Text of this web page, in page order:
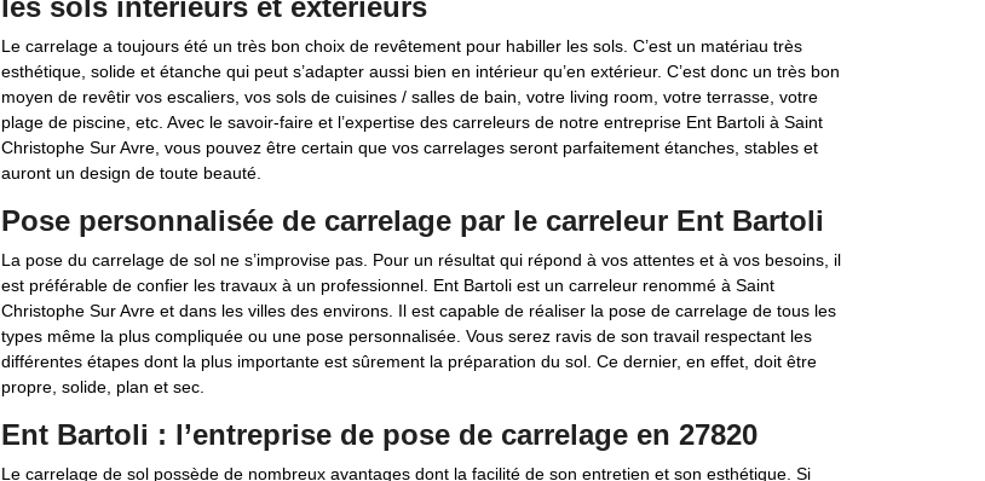
les sols intérieurs et extérieurs
Le carrelage a toujours été un très bon choix de revêtement pour habiller les sols. C’est un matériau très
esthétique, solide et étanche qui peut s’adapter aussi bien en intérieur qu’en extérieur. C’est donc un très bon
moyen de revêtir vos escaliers, vos sols de cuisines / salles de bain, votre living room, votre terrasse, votre
plage de piscine, etc. Avec le savoir-faire et l’expertise des carreleurs de notre entreprise Ent Bartoli à Saint
Christophe Sur Avre, vous pouvez être certain que vos carrelages seront parfaitement étanches, stables et
auront un design de toute beauté.
Pose personnalisée de carrelage par le carreleur Ent Bartoli
La pose du carrelage de sol ne s’improvise pas. Pour un résultat qui répond à vos attentes et à vos besoins, il
est préférable de confier les travaux à un professionnel. Ent Bartoli est un carreleur renommé à Saint
Christophe Sur Avre et dans les villes des environs. Il est capable de réaliser la pose de carrelage de tous les
types même la plus compliquée ou une pose personnalisée. Vous serez ravis de son travail respectant les
différentes étapes dont la plus importante est sûrement la préparation du sol. Ce dernier, en effet, doit être
propre, solide, plan et sec.
Ent Bartoli : l’entreprise de pose de carrelage en 27820
Le carrelage de sol possède de nombreux avantages dont la facilité de son entretien et son esthétique. Si